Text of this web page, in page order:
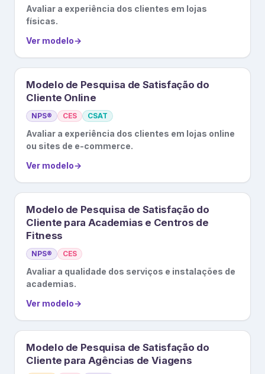
Avaliar a experiência dos clientes em lojas
físicas.
Ver modelo→
Modelo de Pesquisa de Satisfação do
Cliente Online
NPS® CES CSAT
Avaliar a experiência dos clientes em lojas online
ou sites de e-commerce.
Ver modelo→
Modelo de Pesquisa de Satisfação do
Cliente para Academias e Centros de
Fitness
NPS® CES
Avaliar a qualidade dos serviços e instalações de
academias.
Ver modelo→
Modelo de Pesquisa de Satisfação do
Cliente para Agências de Viagens